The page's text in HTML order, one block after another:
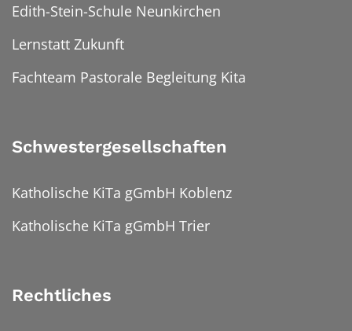
Edith-Stein-Schule Neunkirchen
Lernstatt Zukunft
Fachteam Pastorale Begleitung Kita
Schwestergesellschaften
Katholische KiTa gGmbH Koblenz
Katholische KiTa gGmbH Trier
Rechtliches